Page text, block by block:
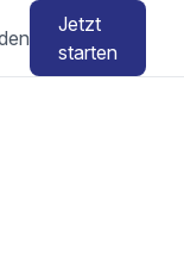
Jetzt
starten